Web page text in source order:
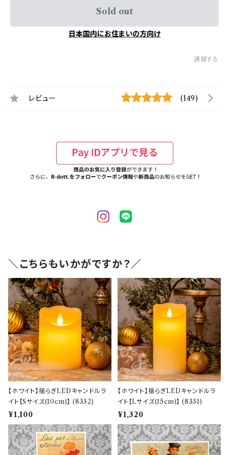
Sold out
日本国内にお住まいの方向け
通報する
レビュー (149)
＼こちらもいかがですか？／
【ホワイト】揺らぎLEDキャンドルラ
イト【Sサイズ(10cm)】 (8332)
¥1,100
【ホワイト】揺らぎLEDキャンドルラ
イト【Lサイズ(15cm)】 (8331)
¥1,320